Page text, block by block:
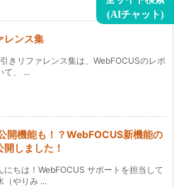
レンス集
きリファレンス集は、WebFOCUSのレポ
て、 ...
開機能も！？WebFOCUS新機能の
しました！
にちは！WebFOCUS サポートを担当して
（やりみ ...
(AIチャット)